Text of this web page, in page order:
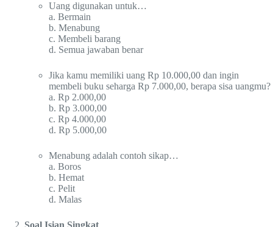
Uang digunakan untuk…
a. Bermain
b. Menabung
c. Membeli barang
d. Semua jawaban benar
Jika kamu memiliki uang Rp 10.000,00 dan ingin
membeli buku seharga Rp 7.000,00, berapa sisa uangmu?
a. Rp 2.000,00
b. Rp 3.000,00
c. Rp 4.000,00
d. Rp 5.000,00
Menabung adalah contoh sikap…
a. Boros
b. Hemat
c. Pelit
d. Malas